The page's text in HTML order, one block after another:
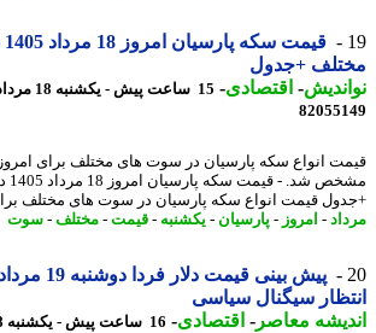
قیمت سکه
+جدول
-اقتصادی-15 ساعت پیش - یکشنبه 18 مرداد 1405، 15:21
مشخص شد. - قیمت
قیمت انواع سکه پارسیان در سوت های مختلف برای
-امروز- پارسیان-یکشنبه-قیمت-مختلف-سوت
سیگنال سیاسی
معاصر-اقتصادی-16 ساعت پیش - یکشنبه 18 مرداد 1405، 14:48